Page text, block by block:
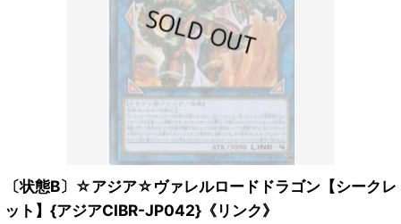
〔状態B〕☆アジア☆ヴァレルロードドラゴン【シークレ
ット】{アジアCIBR-JP042}《リンク》